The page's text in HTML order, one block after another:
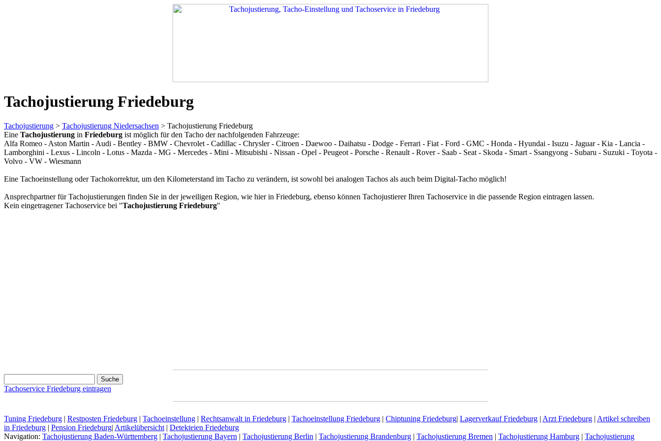
Tachojustierung Friedeburg
Tachojustierung > Tachojustierung Niedersachsen > Tachojustierung Friedeburg
Eine Tachojustierung in Friedeburg ist möglich für den Tacho der nachfolgenden Fahrzeuge:
Alfa Romeo - Aston Martin - Audi - Bentley - BMW - Chevrolet - Cadillac - Chrysler - Citroen - Daewoo - Daihatsu - Dodge - Ferrari - Fiat - Ford - GMC - Honda - Hyundai - Isuzu - Jaguar - Kia - Lancia -
Lamborghini - Lexus - Lincoln - Lotus - Mazda - MG - Mercedes - Mini - Mitsubishi - Nissan - Opel - Peugeot - Porsche - Renault - Rover - Saab - Seat - Skoda - Smart - Ssangyong - Subaru - Suzuki - Toyota -
Volvo - VW - Wiesmann
Eine Tachoeinstellung oder Tachokorrektur, um den Kilometerstand im Tacho zu verändern, ist sowohl bei analogen Tachos als auch beim Digital-Tacho möglich!
Ansprechpartner für Tachojustierungen finden Sie in der jeweiligen Region, wie hier in Friedeburg, ebenso können Tachojustierer Ihren Tachoservice in die passende Region eintragen lassen.
Kein eingetragener Tachoservice bei "Tachojustierung Friedeburg"
Tachoservice Friedeburg eintragen
Tuning Friedeburg | Restposten Friedeburg | Tachoeinstellung | Rechtsanwalt in Friedeburg | Tachoeinstellung Friedeburg | Chiptuning Friedeburg| Lagerverkauf Friedeburg | Arzt Friedeburg | Artikel schreiben
in Friedeburg | Pension Friedeburg| Artikelübersicht | Detekteien Friedeburg
Navigation: Tachojustierung Baden-Württemberg | Tachojustierung Bayern | Tachojustierung Berlin | Tachojustierung Brandenburg | Tachojustierung Bremen | Tachojustierung Hamburg | Tachojustierung